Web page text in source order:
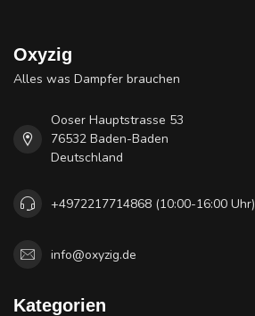
Oxyzig
Alles was Dampfer brauchen
Ooser Hauptstrasse 53
76532 Baden-Baden
Deutschland
+4972217714868 (10:00-16:00 Uhr)
info@oxyzig.de
Kategorien